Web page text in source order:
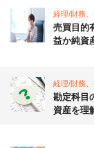
経理/財務
売買目的
益か純資
経理/財務
勘定科目
資産を理